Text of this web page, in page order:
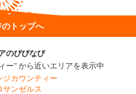
トップへ
のびびなび
ー" から近いエリアを表示中
ジカウンティー
サンゼルス